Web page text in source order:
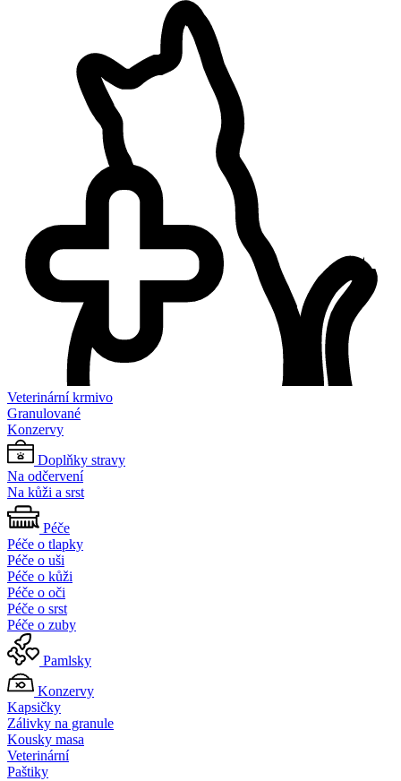
Veterinární krmivo
Granulované
Konzervy
Doplňky stravy
Na odčervení
Na kůži a srst
Péče
Péče o tlapky
Péče o uši
Péče o kůži
Péče o oči
Péče o srst
Péče o zuby
Pamlsky
Konzervy
Kapsičky
Zálivky na granule
Kousky masa
Veterinární
Paštiky